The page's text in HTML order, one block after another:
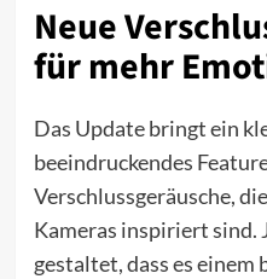
Neue
für mehr
Das Update bringt ein
beeindruckendes
Verschlussgeräusche,
Kameras inspiriert sind.
gestaltet, dass es einem